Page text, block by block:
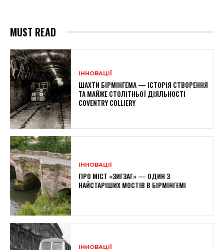
MUST READ
ІННОВАЦІЇ
ШАХТИ БІРМІНГЕМА — ІСТОРІЯ СТВОРЕННЯ
ТА МАЙЖЕ СТОЛІТНЬОЇ ДІЯЛЬНОСТІ
COVENTRY COLLIERY
ІННОВАЦІЇ
ПРО МІСТ «ЗИГЗАГ» — ОДИН З
НАЙСТАРІШИХ МОСТІВ В БІРМІНГЕМІ
ІННОВАЦІЇ